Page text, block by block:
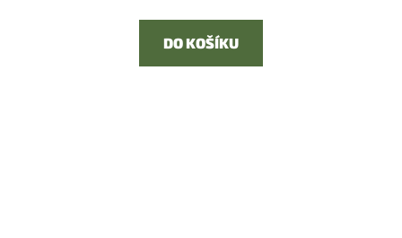
DO KOŠÍKU